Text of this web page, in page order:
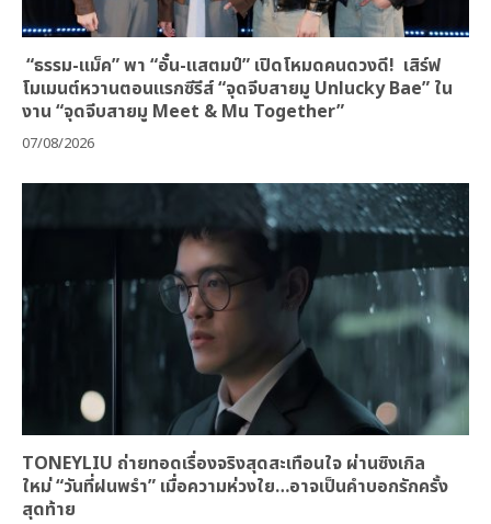
“ธรรม-แม็ค” พา “อั๋น-แสตมป์” เปิดโหมดคนดวงดี! เสิร์ฟ
โมเมนต์หวานตอนแรกซีรีส์ “จุดจีบสายมู Unlucky Bae” ใน
งาน “จุดจีบสายมู Meet & Mu Together”
07/08/2026
TONEYLIU ถ่ายทอดเรื่องจริงสุดสะเทือนใจ ผ่านซิงเกิล
ใหม่ “วันที่ฝนพรำ” เมื่อความห่วงใย…อาจเป็นคำบอกรักครั้ง
สุดท้าย